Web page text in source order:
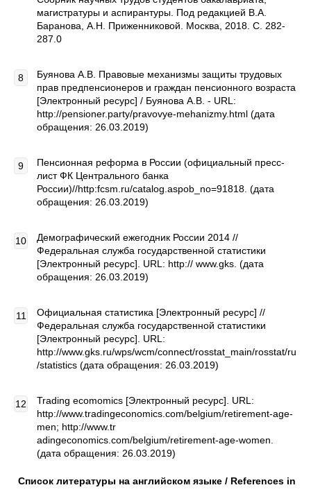
магистратуры и аспирантуры. Под редакцией В.А.
Баранова, А.Н. Приженниковой. Москва, 2018. С. 282-
287.0
Буянова А.В. Правовые механизмы защиты трудовых
прав предпенсионеров и граждан пенсионного возраста
[Электронный ресурс] / Буянова А.В. - URL:
http://pensioner.party/pravovye-mehanizmy.html (дата
обращения: 26.03.2019)
Пенсионная реформа в России (официальный пресс-
лист ФК Центрального банка
России)//http:fcsm.ru/catalog.aspob_no=91818. (дата
обращения: 26.03.2019)
Демографический ежегодник России 2014 //
Федеральная служба государственной статистики
[Электронный ресурс]. URL: http:// www.gks. (дата
обращения: 26.03.2019)
Официальная статистика [Электронный ресурс] //
Федеральная служба государственной статистики
[Электронный ресурс]. URL:
http://www.gks.ru/wps/wcm/connect/rosstat_main/rosstat/ru
/statistics (дата обращения: 26.03.2019)
Trading ecomomics [Электронный ресурс]. URL:
http://www.tradingeconomics.com/belgium/retirement-age-
men; http://www.tr
adingeconomics.com/belgium/retirement-age-women.
(дата обращения: 26.03.2019)
Список литературы на английском языке / References in